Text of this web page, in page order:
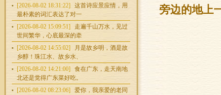
[2026-08-02 18:31:22]
这首诗应景应情，用
最朴素的词汇表达了对一
[2026-08-02 15:09:51]
走遍千山万水，见过
世间繁华，心底最深的牵
[2026-08-02 14:55:02]
月是故乡明，酒是故
乡醇！珠江水、故乡水、
[2026-08-02 14:21:00]
食在广东，走天南地
北还是觉得广东菜好吃。
[2026-08-02 08:23:06]
爱你，我亲爱的老同
旁边的地上